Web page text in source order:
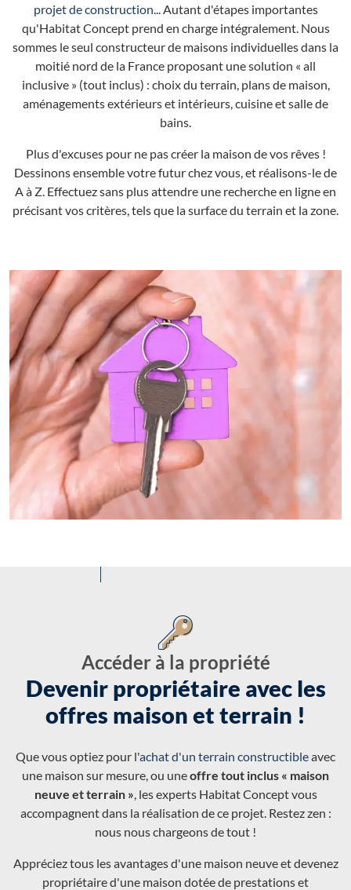
projet de construction... Autant d'étapes importantes
qu'Habitat Concept prend en charge intégralement. Nous
sommes le seul constructeur de maisons individuelles dans la
moitié nord de la France proposant une solution « all
inclusive » (tout inclus) : choix du terrain, plans de maison,
aménagements extérieurs et intérieurs, cuisine et salle de
bains.
Plus d'excuses pour ne pas créer la maison de vos rêves !
Dessinons ensemble votre futur chez vous, et réalisons-le de
A à Z. Effectuez sans plus attendre une recherche en ligne en
précisant vos critères, tels que la surface du terrain et la zone.
Accéder à la propriété
Devenir propriétaire avec les
offres maison et terrain !
Que vous optiez pour l'achat d'un terrain constructibleavec
une maison sur mesure, ou uneoffre tout inclus « maison
neuve et terrain », les experts Habitat Concept vous
accompagnent dans la réalisation de ce projet. Restez zen :
nous nous chargeons de tout !
Appréciez tous les avantages d'une maison neuve et devenez
propriétaire d'une maison dotée de prestations et